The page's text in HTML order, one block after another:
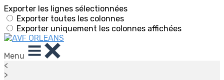
Exporter les lignes sélectionnées
Exporter toutes les colonnes
Exporter uniquement les colonnes affichées
Menu
<
>